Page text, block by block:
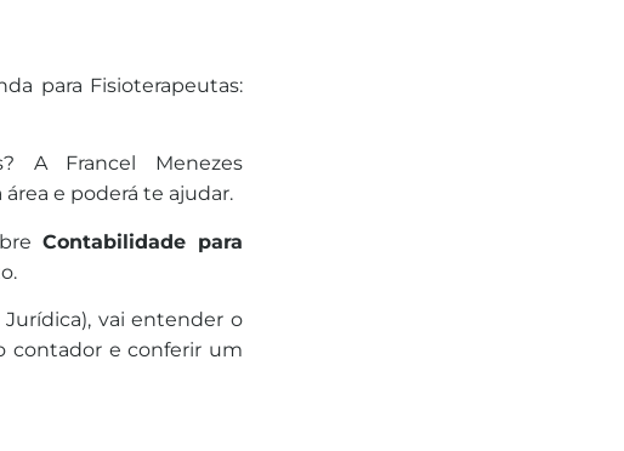
para Fisioterapeutas:
A Francel Menezes
e poderá te ajudar.
Contabilidade para
vai entender o
contador e conferir um